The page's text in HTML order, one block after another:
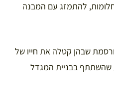
חלומות, להתמזג עם המבנה
שבהן קטלה את חייו של
שהשתתף בבניית המגדל